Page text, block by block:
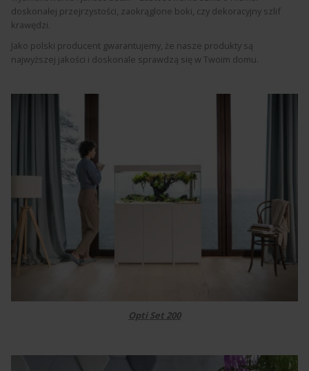
doskonałej przejrzystości, zaokrąglone boki, czy dekoracyjny szlif
krawędzi.
Jako polski producent gwarantujemy, że nasze produkty są
najwyższej jakości i doskonale sprawdzą się w Twoim domu.
Opti Set 200